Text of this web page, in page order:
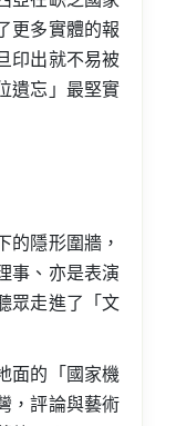
更多實體的報
印出就不易被
遺忘」最堅實
的隱形圍牆，
事、亦是表演
眾走進了「文
面的「國家機
，評論與藝術